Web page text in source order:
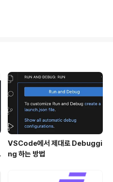
소스 코드 def solution
VSCode에서 제대로 Debuggi
ng 하는 방법